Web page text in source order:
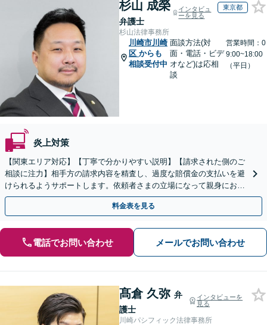
杉山 成榮
弁護士
インタビュ
ーを見る
東京都
杉山法律事務所
川崎市川崎
区 からも
相談受付中
面談方法(対
面・電話・ビデ
オなど)は応相
談
営業時間：0
9:00~18:00
（平日）
炎上対策
【関東エリア対応】【丁寧で分かりやすい説明】【請求された側のご
相談に注力】相手方の請求内容を精査し、過度な賠償金の支払いを避
けられるようサポートします。依頼者さまの立場になって親身にお話
を伺いますので、ぜひご相談ください。【WEB面談可】
料金表を見る
電話でお問い合わせ メールでお問い合わせ
髙倉 久弥 弁
護士
インタビューを
見る
川崎パシフィック法律事務所